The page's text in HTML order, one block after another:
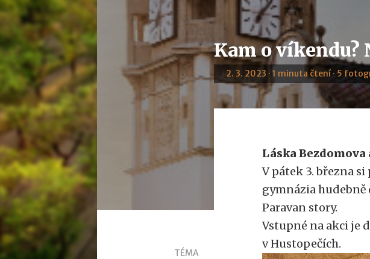
Kam o víkendu?
2. 3. 2023 · 1 minuta čtení · 5
TÉMA
Láska
V pátek 3. března
gymnázia hudebně
Paravan story.
Vstupné na akci je
v Hustopečích.